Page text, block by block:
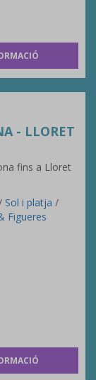
- LLORET
fins a Lloret
Sol i platja /
Figueres